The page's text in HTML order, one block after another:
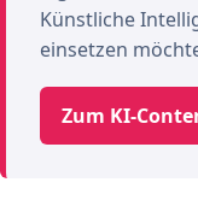
Künstliche
einsetzen
Zum KI-